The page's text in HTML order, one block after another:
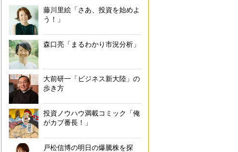
藤川里絵「さあ、投資を始めよ
う！」
森口亮「まるわかり市況分析」
大前研一「ビジネス新大陸」の
歩き方
投資ノウハウ満載コミック「俺
がカブ番長！」
戸松信博の明日の爆騰株を探